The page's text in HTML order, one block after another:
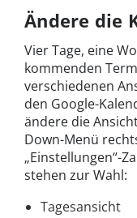
Ändere die
Vier Tage, eine
kommenden
verschiedenen
den Google-
ändere die
Down-Menü
„Einstellungen“-
stehen zur Wahl:
Tagesansicht